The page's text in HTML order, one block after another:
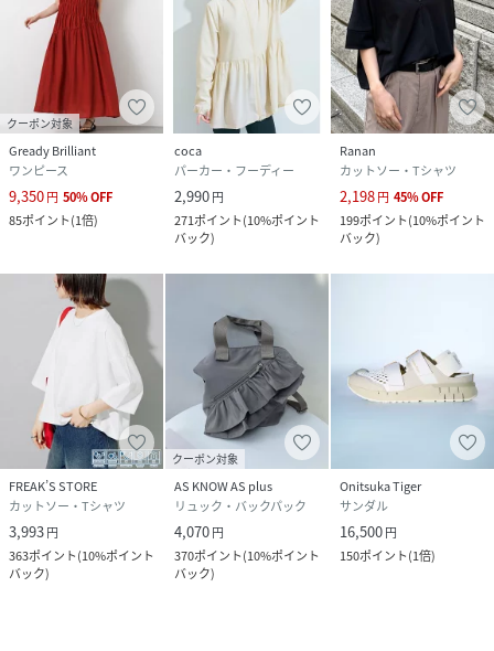
クーポン対象
Gready Brilliant
ワンピース
9,350円 50%OFF
85ポイント(1倍)
coca
パーカー・フーディー
2,990円
271ポイント(10%ポイント
バック)
Ranan
カットソー・Tシャツ
2,198円 45%OFF
199ポイント(10%ポイント
バック)
FREAK’S STORE
カットソー・Tシャツ
3,993円
363ポイント(10%ポイント
バック)
クーポン対象
AS KNOW AS plus
リュック・バックパック
4,070円
370ポイント(10%ポイント
バック)
Onitsuka Tiger
サンダル
16,500円
150ポイント(1倍)